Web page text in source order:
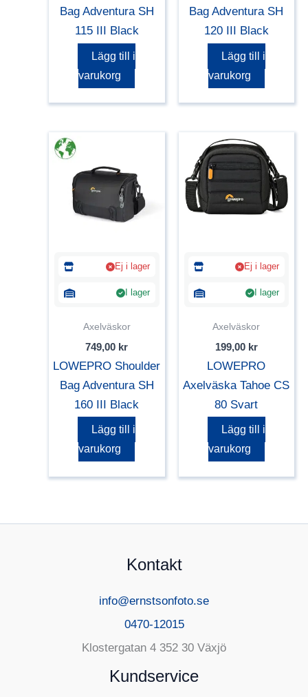
Bag Adventura SH
115 III Black
Lägg till i
varukorg
Bag Adventura SH
120 III Black
Lägg till i
varukorg
Ej i lager
I lager
Axelväskor
749,00 kr
LOWEPRO Shoulder
Bag Adventura SH
160 III Black
Lägg till i
varukorg
Ej i lager
I lager
Axelväskor
199,00 kr
LOWEPRO
Axelväska Tahoe CS
80 Svart
Lägg till i
varukorg
Kontakt
info@ernstsonfoto.se
0470-12015
Klostergatan 4 352 30 Växjö
Kundservice